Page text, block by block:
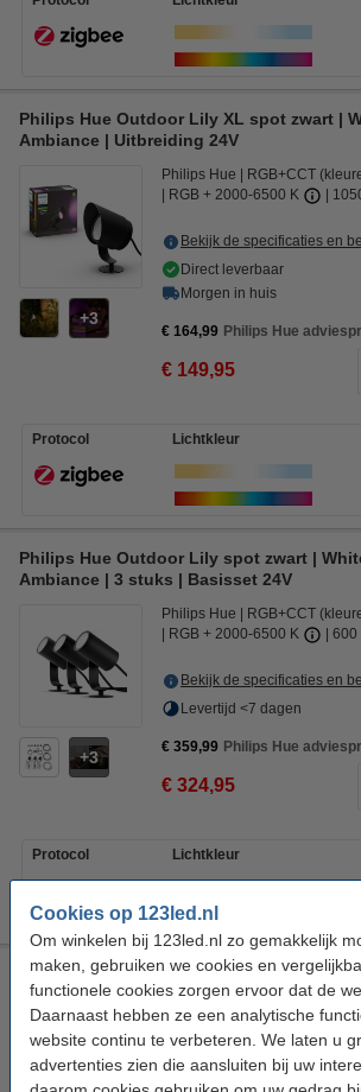
Cookies op 123led.nl
Om winkelen bij 123led.nl zo gemakkelijk
maken, gebruiken we cookies en
functionele cookies zorgen ervoor dat de
Daarnaast hebben ze een analytische
website continu te verbeteren. We laten u
advertenties zien die aansluiten bij uw
Philips Hue Outdoor Lily XL spot zwart |
Ambiance | Uitbreiding 24V
3
Philips Hue
RGB+CCT
RGB + 2000-6500 K
Bekijk de specificaties en
Direct leverbaar
Morgen in huis
€ 164,99 Philips Hue
€ 149,95
Protocol Lichtkleur
Philips Hue Outdoor Lily spot zwart |
Ambiance | 3 stuks | Basisset 24V
3
Philips Hue
RGB+CCT
RGB + 2000-6500 K
600
Bekijk de specificaties en
Levertijd <7 dagen
€ 359,99 Philips Hue
€ 324,95
Protocol Lichtkleur
Innr Outdoor verlengkabel 2 meter | IP67 |
Verlengkabel Zwart 2
Bekijk de specificaties en
Direct leverbaar